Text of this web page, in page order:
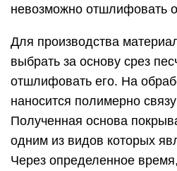
невозможно отшлифовать
Для производства
выбрать за основу срез
отшлифовать его. На
наносится полимерно
Полученная основа
одним из видов которых
Через определенное